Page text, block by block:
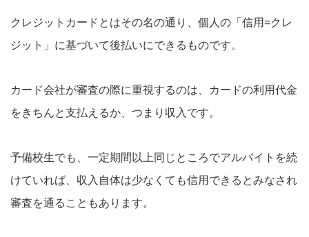
クレジットカードとはその名の通り、個人の「信用=クレ
ジット」に基づいて後払いにできるものです。
カード会社が審査の際に重視するのは、カードの利用代金
をきちんと支払えるか、つまり収入です。
予備校生でも、一定期間以上同じところでアルバイトを続
けていれば、収入自体は少なくても信用できるとみなされ
審査を通ることもあります。